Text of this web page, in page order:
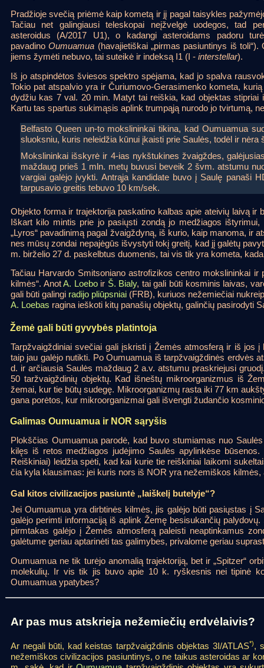
Pradžioje svečią priėmė kaip kometą ir jį pagal taisykles
Tačiau net galingiausi teleskopai neįžvelgė uodegos, tad
asteroidus (A/2017 U1), o kadangi asteroidams padoru
pavadinoOumuamua (havajietiškai „pirmas pasiuntinys iš
jiems žymėti nebuvo, tai suteikė ir indeksą I1 (I - interstellar).
Iš jo atspindėtos šviesos spektro spėjama, kad jo spalva
Tokio pat atspalvio yra ir Čuriumovo-Gerasimenko kometa, kurią
dydžiu kas 7 val. 20 min. Matyt tai reiškia, kad objektas
Kartu tas spartus sukimąsis aplink trumpąją nurodo jo tvirtumą,
Belfasto Queen un-to mokslininkai tikina, kad Oumuamua
sluoksniu, kuris neleidžia kūnui įkaisti prie Saulės, todėl ir nėra
Mokslininkai išskyrė ir 4-ias nykštukines žvaigždes,
maždaug prieš 1 mln. metų buvusi beveik 2 švm. atstumu
vargiai galėjo įvykti. Antrąja kandidate buvo į Saulę panaši
tarpusavio greitis tebuvo 10 km/sek.
Objekto forma ir trajektorija paskatino kalbas apie ateivių laivą
Iškart kilo mintis prie jo pasiųsti zondą jo medžiagos
„Lyros“ pavadinimą pagal žvaigždyną, iš kurio, kaip manoma, ir
nes mūsų zondai nepajėgūs išvystyti tokį greitį, kad jį galėtų
m. birželio 27 d. paskelbtus duomenis, tai vis tik yra kometa,
Tačiau Harvardo Smitsoniano astrofizikos centro mokslininkai
kilmės“. AnotA. Loeboir Š. Bialy, tai gali būti kosminis laivas,
gali būti galingi radijo pliūpsniai (FRB), kuriuos nežemiečiai
A. Loebas ragina ieškoti kitų panašių objektų, galinčių pasirodyti
Žemė gali būti gyvybės platintoja
Tarpžvaigždiniai svečiai gali įskristi į Žemės atmosferą ir iš
taip jau galėjo nutikti. Po Oumuamua iš tarpžvaigždinės erdvės
d. ir arčiausia Saulės maždaug 2 a.v. atstumu praskriejusi
50 taržvaigždinių objektų. Kad išneštų mikroorganizmus iš
žemai, kur tie būtų sudegę. Mikroorganizmų rasta iki 77 km
gana porėtos, kur mikroorganizmai gali išvengti žudančio
Galimas Oumuamua ir NOR sąryšis
Plokščias Oumuamua parodė, kad buvo stumiamas nuo
kilęs iš retos medžiagos judėjimo Saulės apylinkėse
Reiškiniai) leidžia spėti, kad kai kurie tie reiškiniai laikomi
čia kyla klausimas: jei kuris nors iš NOR yra nežemiškos
Gal kitos civilizacijos pasiuntė „laiškelį butelyje“?
Jei Oumuamua yra dirbtinės kilmės, jis galėjo būti pasiųstas į
galėjo perimti informaciją iš aplink Žemę besisukančių
pirmtakas galėjo į Žemės atmosferą paleisti neaptinkamus
galėtume geriau aptarinėti tas galimybes, privalome geriau
Oumuamua ne tik turėjo anomalią trajektoriją, bet ir „Spitzer“
molekulių. Ir vis tik jis buvo apie 10 k. ryškesnis nei tipinė
Oumuamua ypatybes?
Ar pas mus atskrieja nežemiečių erdvėlaivis?
Ar negali būti, kad keistas tarpžvaigždinis objektas 3I/ATLAS*),
nežemiškos civilizacijos pasiuntinys, o ne taikus asteroidas ar